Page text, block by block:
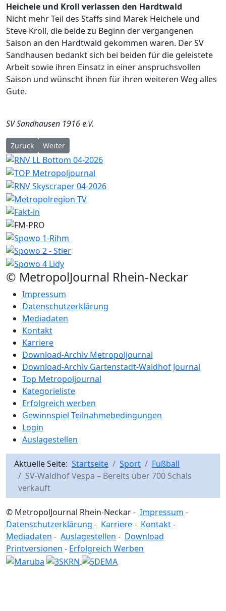
Heichele und Kroll verlassen den Hardtwald
Nicht mehr Teil des Staffs sind Marek Heichele und
Steve Kroll, die beide zu Beginn der vergangenen
Saison an den Hardtwald gekommen waren. Der SV
Sandhausen bedankt sich bei beiden für die geleistete
Arbeit sowie ihren Einsatz in einer anspruchsvollen
Saison und wünscht ihnen für ihren weiteren Weg alles
Gute.
SV Sandhausen 1916 e.V.
Vorheriger Beitrag: Mario Vrančić wird neuer Sportdirektor des
Zurück Nächster Beitrag: Mannheim: Yannis Hör kehrt zum
Weiter
© MetropolJournal Rhein-Neckar
Impressum
Datenschutzerklärung
Mediadaten
Kontakt
Karriere
Download-Archiv Metropoljournal
Download-Archiv Gartenstadt-Waldhof Journal
Top Metropoljournal
Kategorieliste
Erfolgreich werben
Gewinnspiel Teilnahmebedingungen
Login
Auslagestellen
Aktuelle Seite: Startseite Sport
Fußball
SV-Waldhof Vespa – Bereits über 700 Schals
verkauft
© MetropolJournal Rhein-Neckar - Impressum -
Datenschutzerklärung - Karriere- Kontakt-
Mediadaten - Auslagestellen - Download
Printversionen - Erfolgreich Werben